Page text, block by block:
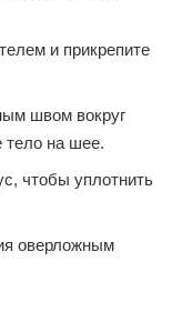
и прикрепите
швом вокруг
тело на шее.
чтобы уплотнить
оверложным